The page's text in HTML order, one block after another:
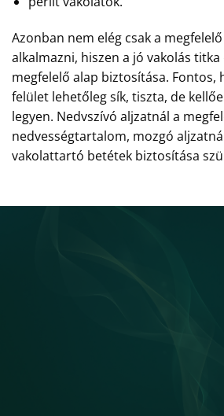
Azonban nem elég csak a
alkalmazni, hiszen a jó vakolás
megfelelő alap biztosítása. Fontos,
felület lehetőleg sík, tiszta, de
legyen. Nedvszívó aljzatnál a
nedvességtartalom, mozgó
vakolattartó betétek biztosítása